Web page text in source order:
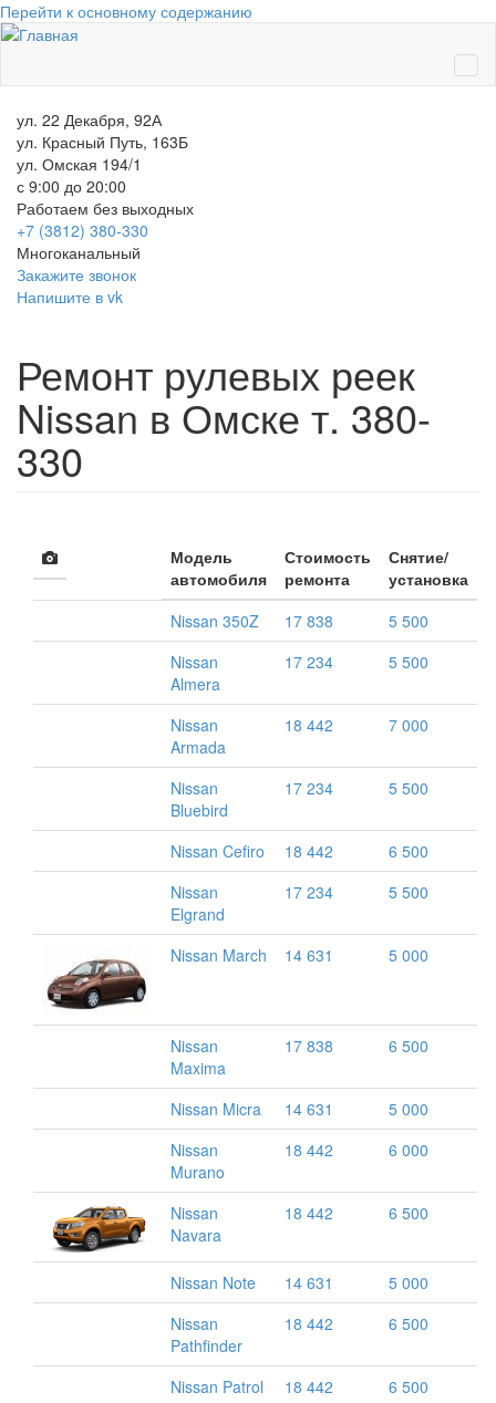
Перейти к основному содержанию
ул. 22 Декабря, 92А
ул. Красный Путь, 163Б
ул. Омская 194/1
с 9:00 до 20:00
Работаем без выходных
+7 (3812) 380-330
Многоканальный
Закажите звонок
Напишите в vk
Ремонт рулевых реек
Nissan в Омске т. 380-
330
Модель
автомобиля
Стоимость
ремонта
Снятие/
установка
Nissan 350Z
17 838
5 500
Nissan
Almera
17 234 5 500
Nissan
Armada
18 442 7 000
Nissan
Bluebird
17 234 5 500
Nissan Cefiro 18 442
6 500
Nissan
Elgrand
17 234 5 500
Nissan March 14 631 5 000
Nissan
Maxima
17 838 6 500
Nissan Micra 14 631
5 000
Nissan
Murano
18 442 6 000
Nissan
Navara
18 442 6 500
Nissan Note 14 631
5 000
Nissan
Pathfinder
18 442 6 500
Nissan Patrol 18 442
6 500